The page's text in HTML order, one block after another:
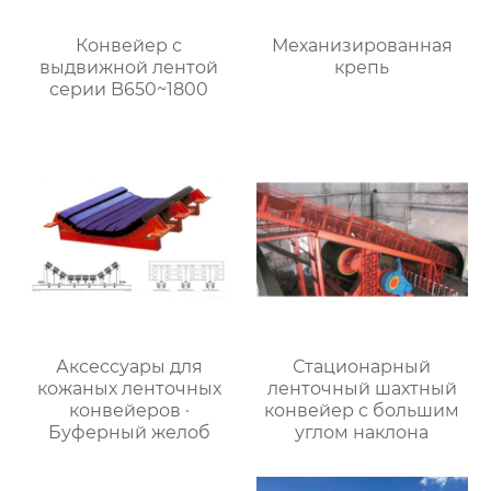
Конвейер с
выдвижной лентой
серии B650~1800
Механизированная
крепь
Аксессуары для
кожаных ленточных
конвейеров ·
Буферный желоб
Стационарный
ленточный шахтный
конвейер с большим
углом наклона